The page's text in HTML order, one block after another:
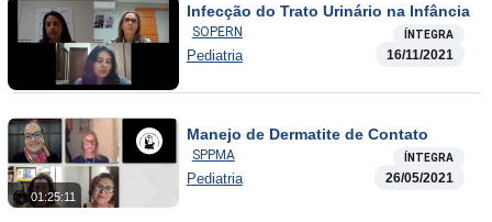
Infecção do Trato Urinário na Infância
SOPERN ÍNTEGRA
Pediatria 16/11/2021
01:25:11
Manejo de Dermatite de Contato
SPPMA ÍNTEGRA
Pediatria 26/05/2021